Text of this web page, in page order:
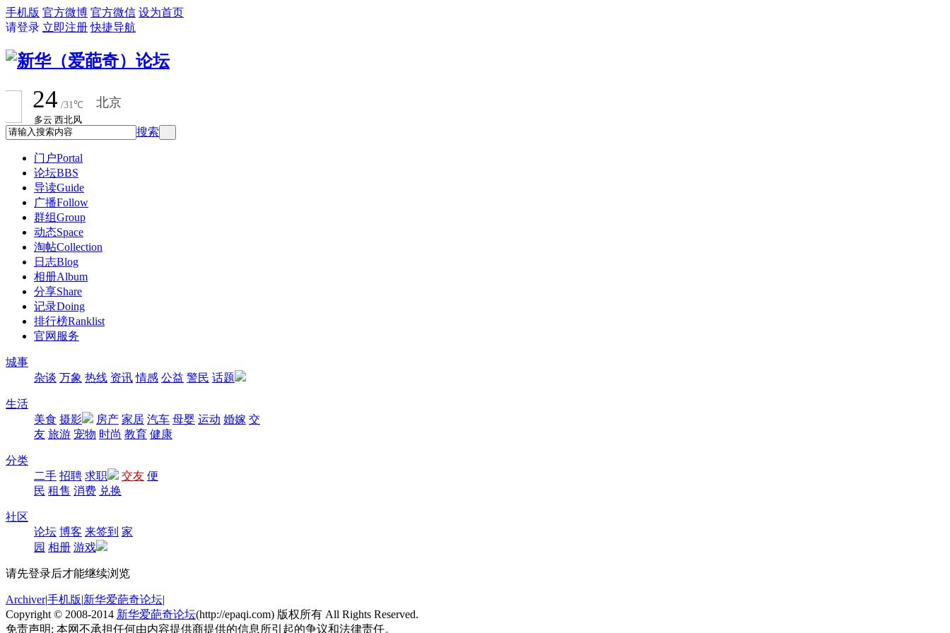
手机版 官方微博 官方微信 设为首页
请登录 立即注册 快捷导航
搜索
门户Portal
论坛BBS
导读Guide
广播Follow
群组Group
动态Space
淘帖Collection
日志Blog
相册Album
分享Share
记录Doing
排行榜Ranklist
官网服务
城事
杂谈 万象 热线 资讯 情感 公益 警民 话题
生活
美食 摄影 房产 家居 汽车 母婴 运动 婚嫁 交
友 旅游 宠物 时尚 教育 健康
分类
二手 招聘 求职 交友 便
民 租售 消费 兑换
社区
论坛 博客 来签到 家
园 相册 游戏
请先登录后才能继续浏览
Archiver|手机版|新华爱葩奇论坛|
Copyright © 2008-2014 新华爱葩奇论坛(http://epaqi.com) 版权所有 All Rights Reserved.
免责声明: 本网不承担任何由内容提供商提供的信息所引起的争议和法律责任。